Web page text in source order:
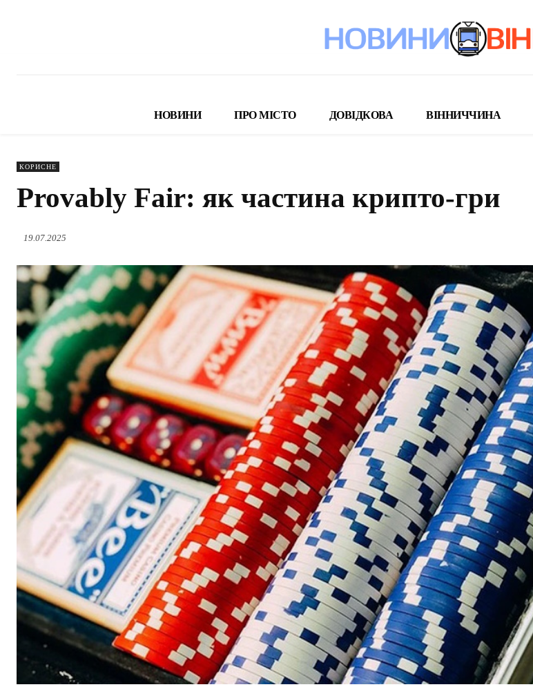
НОВИНИ ПРО МІСТО ДОВІДКОВА ВІННИЧЧИНА
КОРИСНЕ
Provably Fair: як частина крипто-гри
19.07.2025